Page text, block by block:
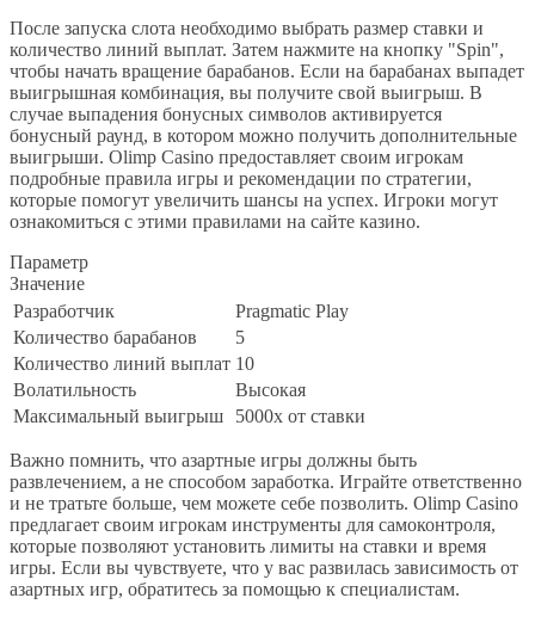
После запуска слота необходимо выбрать размер ставки и
количество линий выплат. Затем нажмите на кнопку "Spin",
чтобы начать вращение барабанов. Если на барабанах выпадет
выигрышная комбинация, вы получите свой выигрыш. В
случае выпадения бонусных символов активируется
бонусный раунд, в котором можно получить дополнительные
выигрыши. Olimp Casino предоставляет своим игрокам
подробные правила игры и рекомендации по стратегии,
которые помогут увеличить шансы на успех. Игроки могут
ознакомиться с этими правилами на сайте казино.
Параметр
Значение
Разработчик
Pragmatic Play
Количество барабанов
5
Количество линий выплат 10
Волатильность
Высокая
Максимальный выигрыш
5000x от ставки
Важно помнить, что азартные игры должны быть
развлечением, а не способом заработка. Играйте ответственно
и не тратьте больше, чем можете себе позволить. Olimp Casino
предлагает своим игрокам инструменты для самоконтроля,
которые позволяют установить лимиты на ставки и время
игры. Если вы чувствуете, что у вас развилась зависимость от
азартных игр, обратитесь за помощью к специалистам.